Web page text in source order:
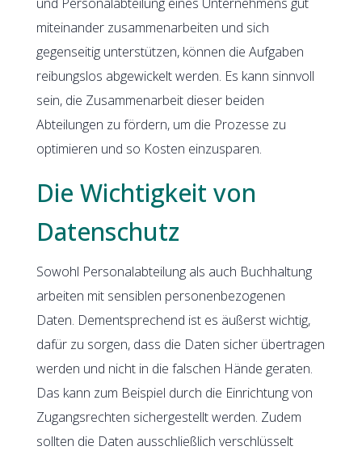
miteinander zusammenarbeiten und sich
gegenseitig unterstützen, können die Aufgaben
reibungslos abgewickelt werden. Es kann sinnvoll
sein, die Zusammenarbeit dieser beiden
Abteilungen zu fördern, um die Prozesse zu
optimieren und so Kosten einzusparen.
Die Wichtigkeit von
Datenschutz
Sowohl Personalabteilung als auch Buchhaltung
arbeiten mit sensiblen personenbezogenen
Daten. Dementsprechend ist es äußerst wichtig,
dafür zu sorgen, dass die Daten sicher übertragen
werden und nicht in die falschen Hände geraten.
Das kann zum Beispiel durch die Einrichtung von
Zugangsrechten sichergestellt werden. Zudem
sollten die Daten ausschließlich verschlüsselt